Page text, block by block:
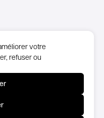
votre
refuser ou